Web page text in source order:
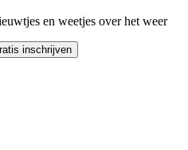
en weetjes over het weer
inschrijven